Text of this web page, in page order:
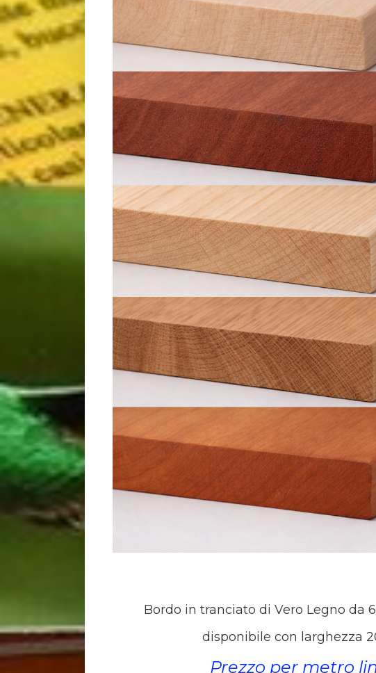
Bordo in tranciato di Vero Legno da
disponibile con larghezza
Prezzo per metro